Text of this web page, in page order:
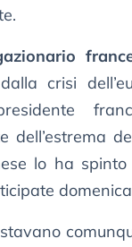
crisi
dell’estrema
lo ha
stavano